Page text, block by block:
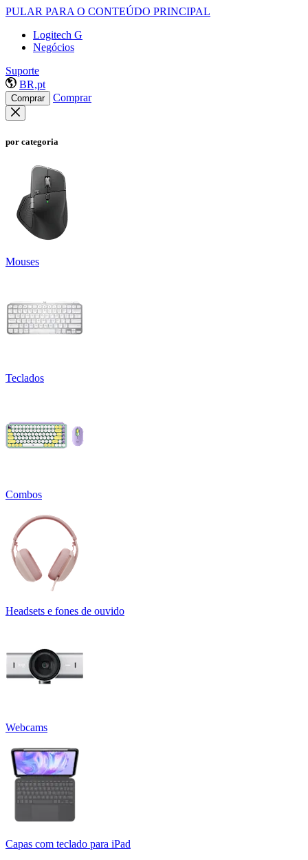
PULAR PARA O CONTEÚDO PRINCIPAL
Logitech G
Negócios
Suporte
BR,pt
Comprar Comprar
por categoria
Mouses
Teclados
Combos
Headsets e fones de ouvido
Webcams
Capas com teclado para iPad